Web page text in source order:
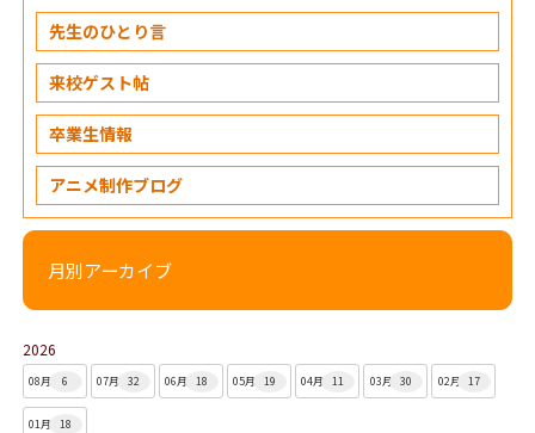
先生のひとり言
来校ゲスト帖
卒業生情報
アニメ制作ブログ
月別アーカイブ
2026
08月 6 07月 32 06月 18 05月 19 04月 11 03月 30 02月 17
01月 18